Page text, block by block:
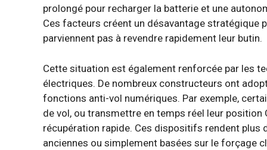
prolongé pour recharger la batterie et une
Ces facteurs créent un désavantage stratégique
parviennent pas à revendre rapidement leur butin.
Cette situation est également renforcée par les
électriques. De nombreux constructeurs ont
fonctions anti-vol numériques. Par exemple,
de vol, ou transmettre en temps réel leur position
récupération rapide. Ces dispositifs rendent
anciennes ou simplement basées sur le forçage